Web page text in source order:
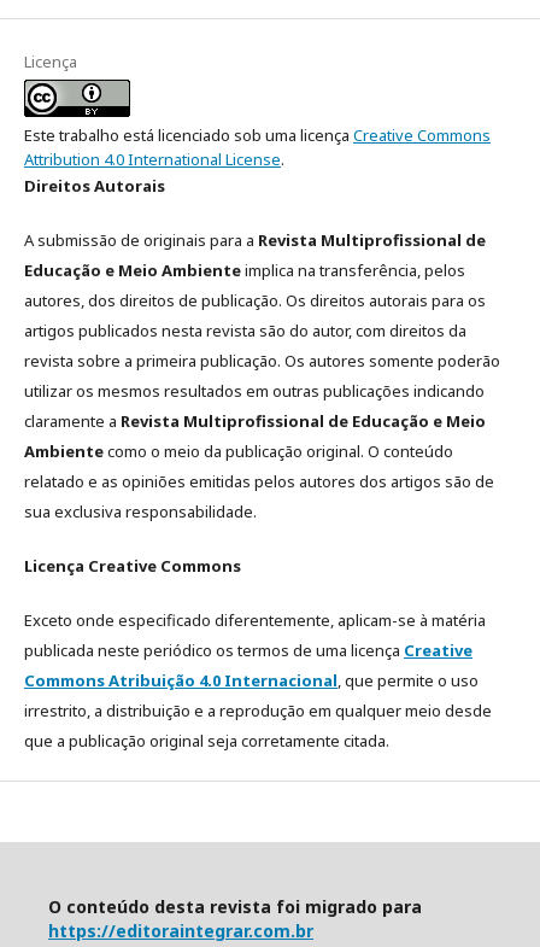
Licença
Este trabalho está licenciado sob uma licença Creative Commons
Attribution 4.0 International License.
Direitos Autorais
A submissão de originais para a Revista Multiprofissional de
Educação e Meio Ambienteimplica na transferência, pelos
autores, dos direitos de publicação. Os direitos autorais para os
artigos publicados nesta revista são do autor, com direitos da
revista sobre a primeira publicação. Os autores somente poderão
utilizar os mesmos resultados em outras publicações indicando
claramente a Revista Multiprofissional de Educação e Meio
Ambientecomo o meio da publicação original. O conteúdo
relatado e as opiniões emitidas pelos autores dos artigos são de
sua exclusiva responsabilidade.
Licença Creative Commons
Exceto onde especificado diferentemente, aplicam-se à matéria
publicada neste periódico os termos de uma licença Creative
Commons Atribuição 4.0 Internacional, que permite o uso
irrestrito, a distribuição e a reprodução em qualquer meio desde
que a publicação original seja corretamente citada.
O conteúdo desta revista foi migrado para
https://editoraintegrar.com.br